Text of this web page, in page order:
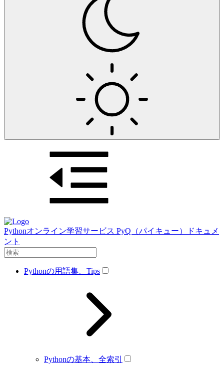
Pythonオンライン学習サービス PyQ（パイキュー）ドキュメ
ント
Pythonの用語集、Tips
Pythonの基本、全索引